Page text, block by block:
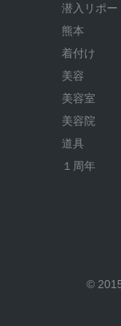
潜入リポー
熊本
着付け
美容
美容室
美容院
道具
１周年
©